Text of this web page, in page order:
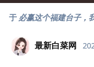
于 必赢这个福建台子，
最新白菜网